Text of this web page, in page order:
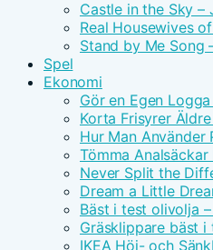
Castle in the Sky –
Real Housewives
Stand by Me Song
Spel
Ekonomi
Gör en Egen
Korta Frisyrer
Hur Man
Tömma
Never Split the
Dream a Little
Bäst i test olivolja
Gräsklippare bäst i
IKEA Höj- och